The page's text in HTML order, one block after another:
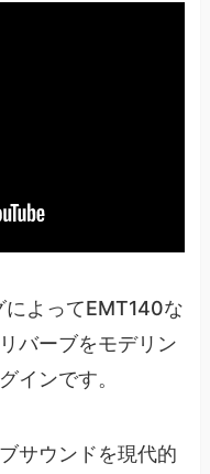
よってEMT140な
バーブをモデリン
インです。
サウンドを現代的